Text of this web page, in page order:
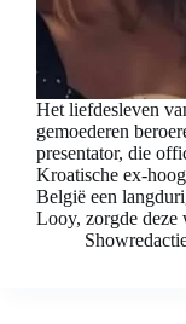
Het liefdesleven
gemoederen
presentator, die
Kroatische ex-
België een
Looy, zorgde